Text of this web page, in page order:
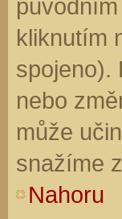
kliknutím
spojeno).
nebo
může
snažíme
Nahoru